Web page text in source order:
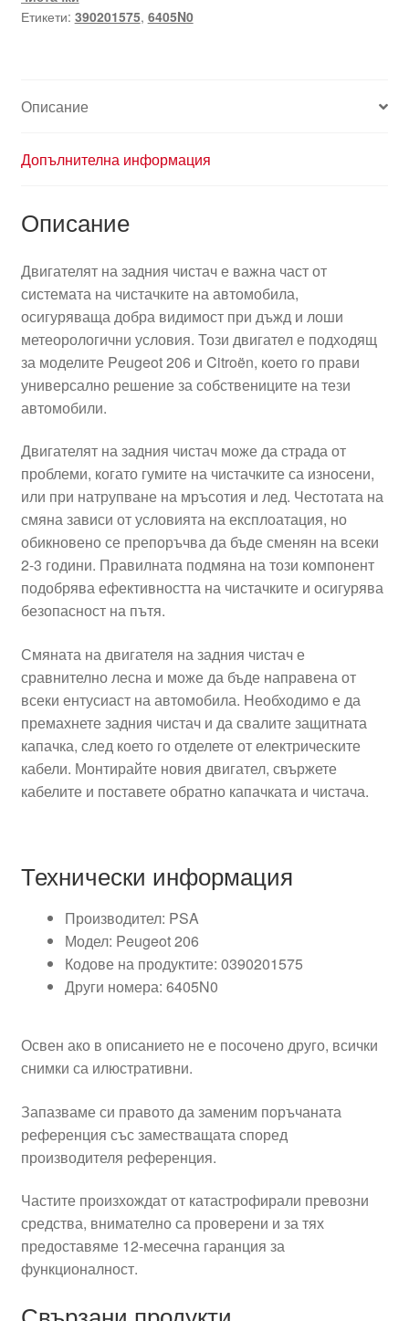
Етикети: 390201575, 6405N0
Описание
Допълнителна информация
Описание
Двигателят на задния чистач е важна част от
системата на чистачките на автомобила,
осигуряваща добра видимост при дъжд и лоши
метеорологични условия. Този двигател е подходящ
за моделите Peugeot 206 и Citroën, което го прави
универсално решение за собствениците на тези
автомобили.
Двигателят на задния чистач може да страда от
проблеми, когато гумите на чистачките са износени,
или при натрупване на мръсотия и лед. Честотата на
смяна зависи от условията на експлоатация, но
обикновено се препоръчва да бъде сменян на всеки
2-3 години. Правилната подмяна на този компонент
подобрява ефективността на чистачките и осигурява
безопасност на пътя.
Смяната на двигателя на задния чистач е
сравнително лесна и може да бъде направена от
всеки ентусиаст на автомобила. Необходимо е да
премахнете задния чистач и да свалите защитната
капачка, след което го отделете от електрическите
кабели. Монтирайте новия двигател, свържете
кабелите и поставете обратно капачката и чистача.
Технически информация
Производител: PSA
Модел: Peugeot 206
Кодове на продуктите: 0390201575
Други номера: 6405N0
Освен ако в описанието не е посочено друго, всички
снимки са илюстративни.
Запазваме си правото да заменим поръчаната
референция със заместващата според
производителя референция.
Частите произхождат от катастрофирали превозни
средства, внимателно са проверени и за тях
предоставяме 12-месечна гаранция за
функционалност.